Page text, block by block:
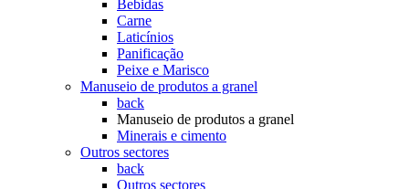
Bebidas
Carne
Laticínios
Panificação
Peixe e Marisco
Manuseio de produtos a granel
back
Manuseio de produtos a granel
Minerais e cimento
Outros sectores
back
Outros sectores